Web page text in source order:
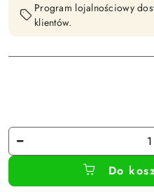
Program lojalnościowy
klientów.
Ilość
Do